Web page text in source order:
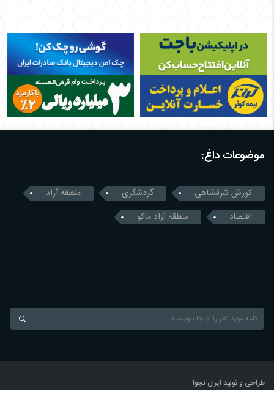
موضوعات داغ:
کورش شرفشاهی گردشگری
منطقه آزاد
اقتصاد
منطقه آزاد ماکو
طراحی و تولید ایران نجوا